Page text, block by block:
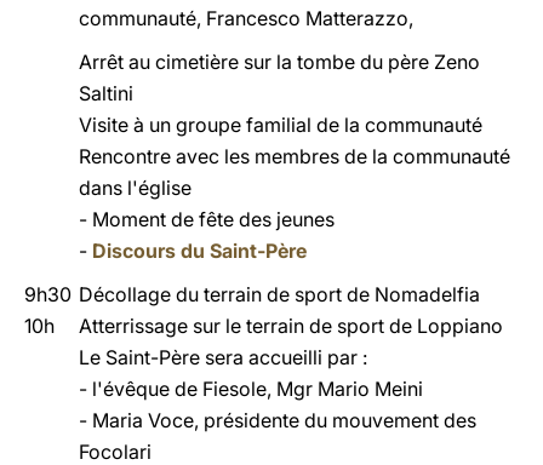
communauté, Francesco Matterazzo,
Arrêt au cimetière sur la tombe du père Zeno
Saltini
Visite à un groupe familial de la communauté
Rencontre avec les membres de la communauté
dans l'église
- Moment de fête des jeunes
- Discours du Saint-Père
9h30 Décollage du terrain de sport de Nomadelfia
10h
Atterrissage sur le terrain de sport de Loppiano
Le Saint-Père sera accueilli par :
- l'évêque de Fiesole, Mgr Mario Meini
- Maria Voce, présidente du mouvement des
Focolari